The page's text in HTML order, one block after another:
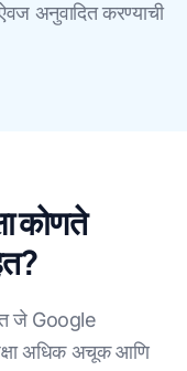
अनुवादित करण्याची
कोणते
जे Google
अधिक अचूक आणि